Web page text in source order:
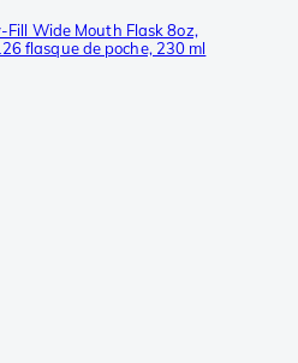
Wide Mouth Flask 8oz,
flasque de poche, 230 ml